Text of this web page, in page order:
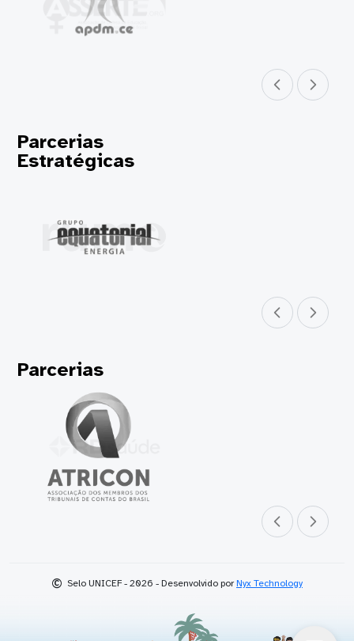
Parceiro anterior
Próximo
Parcerias
Estratégicas
Parceiro anterior
Próximo
Parcerias
Parceiro anterior
Próximo
© Selo UNICEF - 2026 - Desenvolvido por Nyx Technology